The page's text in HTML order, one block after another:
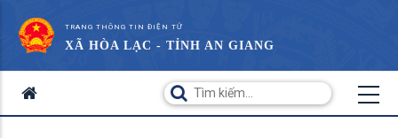
TRANG THÔNG TIN ĐIỆN TỬ
XÃ HÒA LẠC - TỈNH AN GIANG